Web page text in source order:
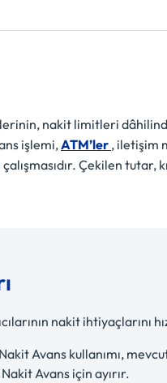
nakit limitleri
işlemi,ATM’ler , iletişim
Çekilen tutar,
nakit
Nakit Avans kullanımı,
Avans için ayırır.